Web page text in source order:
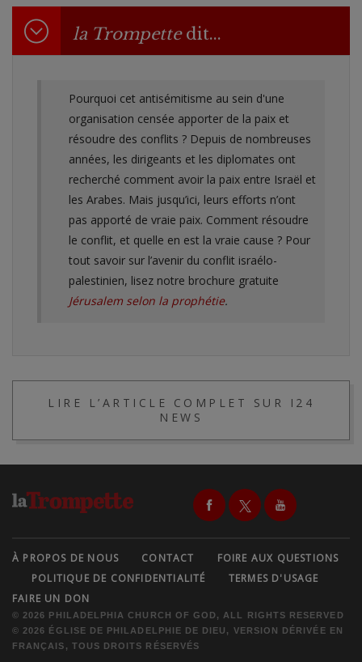
la Trompettedit...
Pourquoi cet antisémitisme au sein d'une
organisation censée apporter de la paix et
résoudre des conflits ? Depuis de nombreuses
années, les dirigeants et les diplomates ont
recherché comment avoir la paix entre Israël et
les Arabes. Mais jusqu’ici, leurs efforts n’ont
pas apporté de vraie paix. Comment résoudre
le conflit, et quelle en est la vraie cause ? Pour
tout savoir sur l’avenir du conflit israélo-
palestinien, lisez notre brochure gratuite
Jérusalem selon la prophétie.
LIRE L’ARTICLE COMPLET SUR I24
NEWS
À PROPOS DE NOUS CONTACT
FOIRE AUX QUESTIONS
POLITIQUE DE CONFIDENTIALITÉ
TERMES D'USAGE
FAIRE UN DON
© 2026 PHILADELPHIA CHURCH OF GOD, ALL RIGHTS RESERVED
© 2026 ÉGLISE DE PHILADELPHIE DE DIEU, VERSION DÉRIVÉE EN
FRANÇAIS, TOUS DROITS RÉSERVÉS